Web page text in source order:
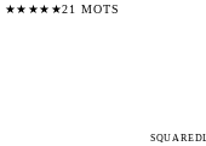
★★ ★★ ★21 MOTS